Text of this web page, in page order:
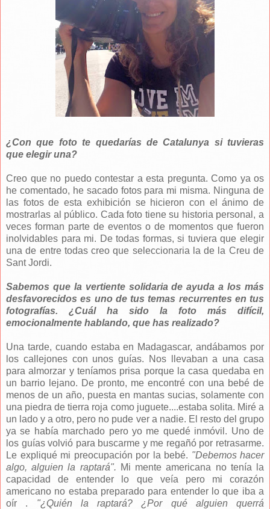
¿Con que foto te quedarías de Catalunya si tuvieras
que elegir una?
Creo que no puedo contestar a esta pregunta. Como ya os
he comentado, he sacado fotos para mi misma. Ninguna de
las fotos de esta exhibición se hicieron con el ánimo de
mostrarlas al público. Cada foto tiene su historia personal, a
veces forman parte de eventos o de momentos que fueron
inolvidables para mi. De todas formas, si tuviera que elegir
una de entre todas creo que seleccionaria la de la Creu de
Sant Jordi.
Sabemos que la vertiente solidaria de ayuda a los más
desfavorecidos es uno de tus temas recurrentes en tus
fotografías. ¿Cuál ha sido la foto más difícil,
emocionalmente hablando, que has realizado?
Una tarde, cuando estaba en Madagascar, andábamos por
los callejones con unos guías. Nos llevaban a una casa
para almorzar y teníamos prisa porque la casa quedaba en
un barrio lejano. De pronto, me encontré con una bebé de
menos de un año, puesta en mantas sucias, solamente con
una piedra de tierra roja como juguete....estaba solita. Miré a
un lado y a otro, pero no pude ver a nadie. El resto del grupo
ya se había marchado pero yo me quedé inmóvil. Uno de
los guías volvió para buscarme y me regañó por retrasarme.
Le expliqué mi preocupación por la bebé. "Debemos hacer
algo, alguien la raptará". Mi mente americana no tenía la
capacidad de entender lo que veía pero mi corazón
americano no estaba preparado para entender lo que iba a
oír . "¿Quién la raptará? ¿Por qué alguien querrá